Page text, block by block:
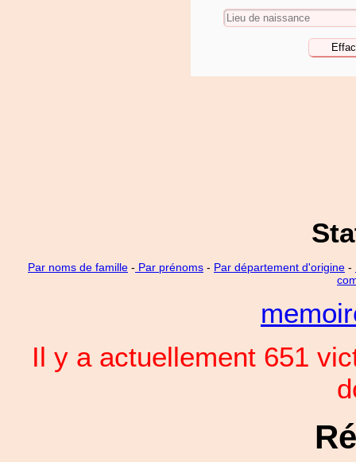
Par noms de famille - Par prénoms - Par département d'origine -
Il y a actuellement 651